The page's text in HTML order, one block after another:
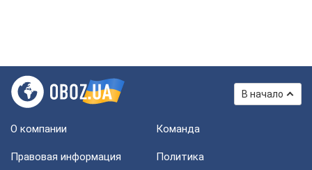
В начало
О компании Команда
Правовая информация
Политика